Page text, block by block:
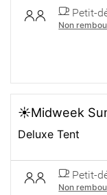
Petit-
Non
☀️Midweek
Deluxe Tent
Petit-
Non